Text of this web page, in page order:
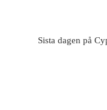
Sista dagen på